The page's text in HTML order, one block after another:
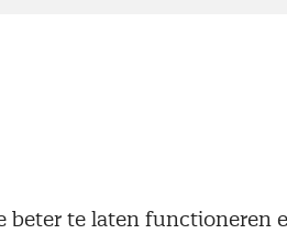
beter te laten functioneren